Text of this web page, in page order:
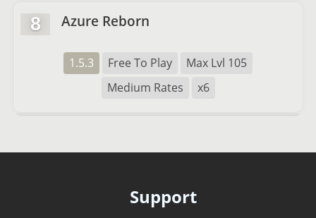
8 Azure Reborn
1.5.3 Free To Play
Max Lvl 105
Medium Rates
x6
Support